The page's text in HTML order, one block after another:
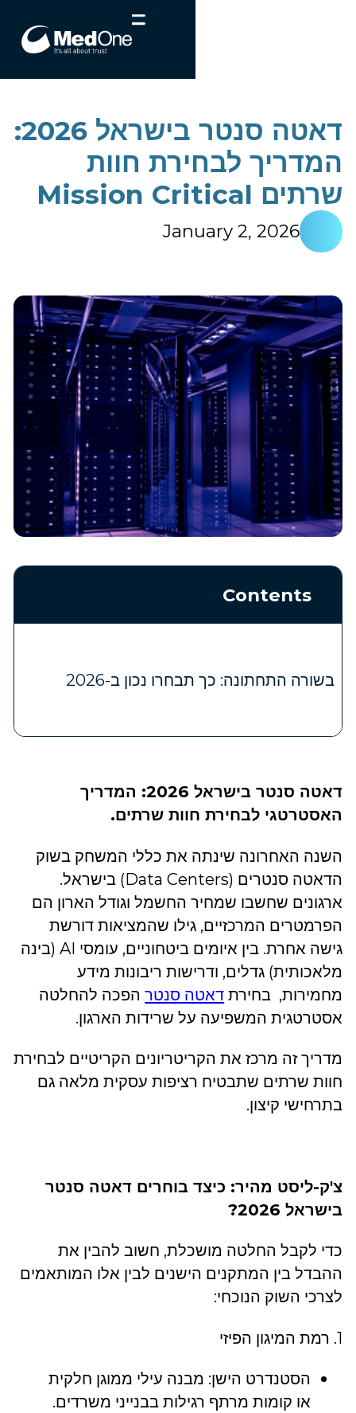
דאטה סנטר בישראל 2026:
המדריך לבחירת חוות
שרתים Mission Critical
January 2, 2026
Contents
בשורה התחתונה: כך תבחרו נכון ב-2026
דאטה סנטר בישראל 2026: המדריך
האסטרטגי לבחירת חוות שרתים.
השנה האחרונה שינתה את כללי המשחק בשוק
הדאטה סנטרים (Data Centers) בישראל.
ארגונים שחשבו שמחיר החשמל וגודל הארון הם
הפרמטרים המרכזיים, גילו שהמציאות דורשת
גישה אחרת. בין איומים ביטחוניים, עומסי AI (בינה
מלאכותית) גדלים, ודרישות ריבונות מידע
מחמירות, בחירת דאטה סנטרהפכה להחלטה
אסטרטגית המשפיעה על שרידות הארגון.
מדריך זה מרכז את הקריטריונים הקריטיים לבחירת
חוות שרתים שתבטיח רציפות עסקית מלאה גם
בתרחישי קיצון.
צ'ק-ליסט מהיר: כיצד בוחרים דאטה סנטר
בישראל 2026?
כדי לקבל החלטה מושכלת, חשוב להבין את
ההבדל בין המתקנים הישנים לבין אלו המותאמים
לצרכי השוק הנוכחי:
1. רמת המיגון הפיזי
הסטנדרט הישן: מבנה עילי ממוגן חלקית
או קומות מרתף רגילות בבנייני משרדים.